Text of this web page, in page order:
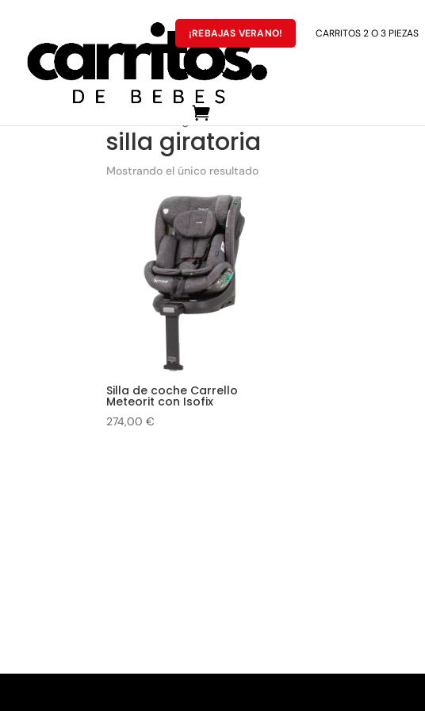
¡REBAJAS VERANO! CARRITOS 2 O 3 PIEZAS
MARCAS
silla giratoria
silla giratoria
Mostrando el único resultado
Silla de coche Carrello
Meteorit con Isofix
274,00€